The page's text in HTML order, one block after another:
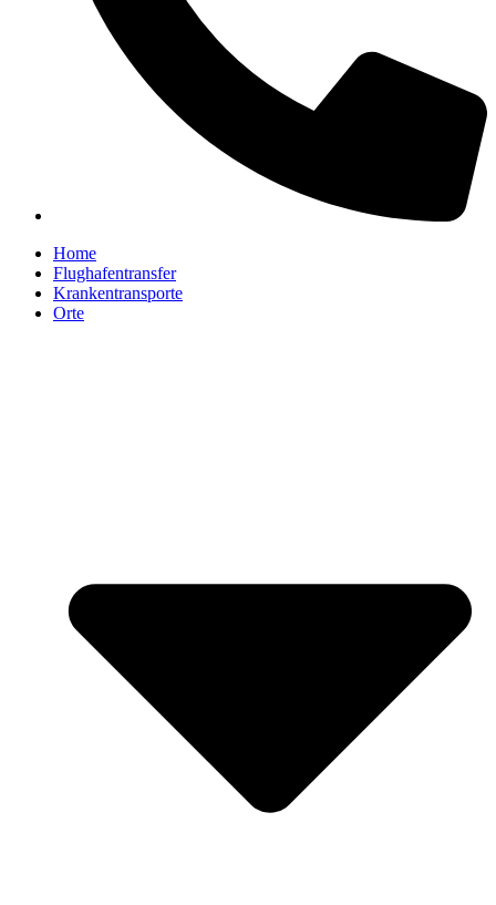
Home
Flughafentransfer
Krankentransporte
Orte